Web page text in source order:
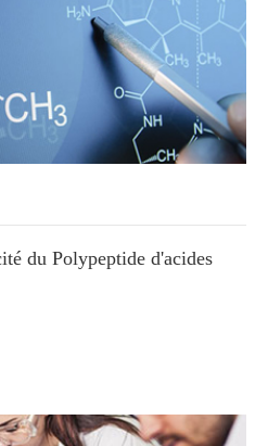
du Polypeptide d'acides